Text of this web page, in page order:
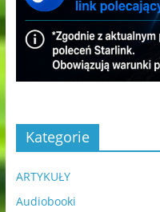
Kategorie
ARTYKUŁY
Audiobooki